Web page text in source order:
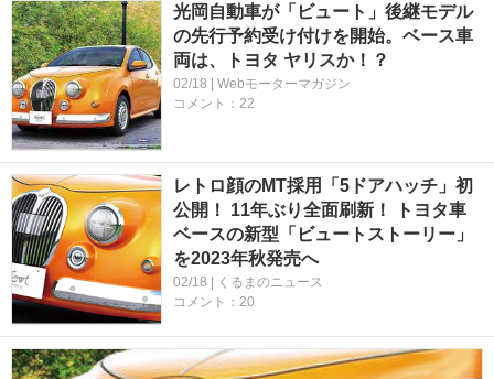
光岡自動車が「ビュート」後継モデル
の先行予約受け付けを開始。ベース車
両は、トヨタ ヤリスか！？
02/18 | Webモーターマガジン
コメント：22
レトロ顔のMT採用「5ドアハッチ」初
公開！ 11年ぶり全面刷新！ トヨタ車
ベースの新型「ビュートストーリー」
を2023年秋発売へ
02/18 | くるまのニュース
コメント：20